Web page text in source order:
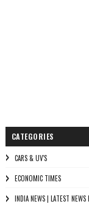
CATEGORIES
CARS & UV'S
ECONOMIC TIMES
INDIA NEWS | LATEST